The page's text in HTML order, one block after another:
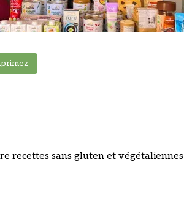
recettes sans gluten et végétaliennes